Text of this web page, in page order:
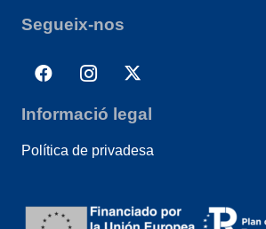
Segueix-nos
Informació legal
Política de privadesa